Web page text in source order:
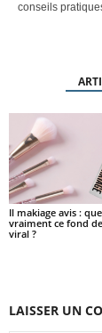
conseils
Il makiage avis :
vraiment ce fond
viral ?
LAISSER UN